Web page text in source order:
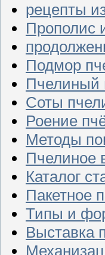
рецепты
Прополис
Подмор
Пчелиный
Соты
Роение
Методы
Пчелиное
Каталог
Пакетное
Типы и
Выставка